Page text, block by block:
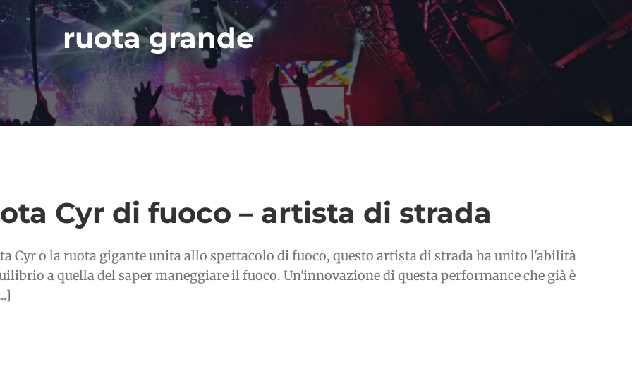
ruota grande
Cyr di fuoco – artista di strada
Cyr o la ruota gigante unita allo spettacolo di fuoco, questo artista di strada ha unito l'abilità
a quella del saper maneggiare il fuoco. Un'innovazione di questa performance che già è